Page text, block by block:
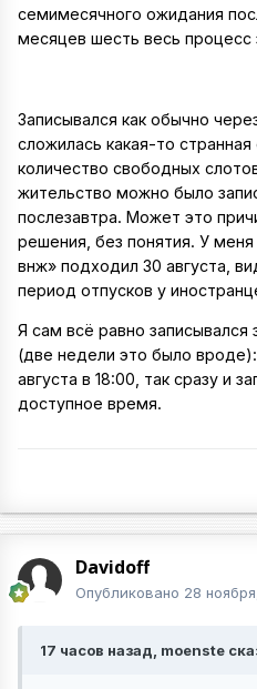
семимесячного ожидания
месяцев шесть весь процесс
Записывался как обычно
сложилась какая-то
количество свободных
жительство можно было
послезавтра. Может это
решения, без понятия. У
внж» подходил 30 августа,
период отпусков у
Я сам всё равно записывался
(две недели это было вроде):
августа в 18:00, так сразу и
доступное время.
Davidoff
Опубликовано 28
17 часов назад, moenste